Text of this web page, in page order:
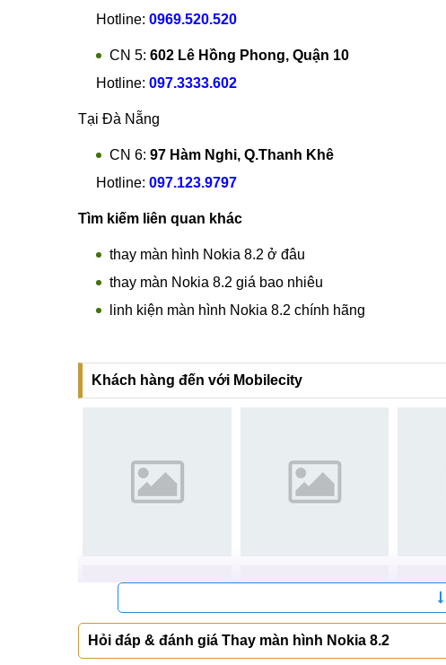
Hotline: 0969.520.520
CN 5: 602 Lê Hồng Phong, Quận 10
Hotline: 097.3333.602
Tại Đà Nẵng
CN 6: 97 Hàm Nghi, Q.Thanh Khê
Hotline: 097.123.9797
Tìm kiếm liên quan khác
thay màn hình Nokia 8.2 ở đâu
thay màn Nokia 8.2 giá bao nhiêu
linh kiện màn hình Nokia 8.2 chính hãng
Khách hàng đến với Mobilecity
Hỏi đáp & đánh giá Thay màn hình Nokia 8.2